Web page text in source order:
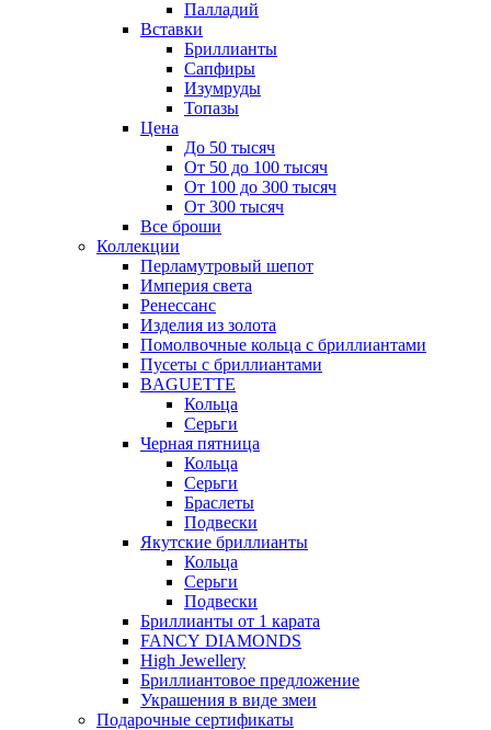
Палладий
Вставки
Бриллианты
Сапфиры
Изумруды
Топазы
Цена
До 50 тысяч
От 50 до 100 тысяч
От 100 до 300 тысяч
От 300 тысяч
Все броши
Коллекции
Перламутровый шепот
Империя света
Ренессанс
Изделия из золота
Помолвочные кольца с бриллиантами
Пусеты с бриллиантами
BAGUETTE
Кольца
Серьги
Черная пятница
Кольца
Серьги
Браслеты
Подвески
Якутские бриллианты
Кольца
Серьги
Подвески
Бриллианты от 1 карата
FANCY DIAMONDS
High Jewellery
Бриллиантовое предложение
Украшения в виде змеи
Подарочные сертификаты